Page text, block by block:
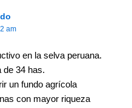
am
en la selva peruana.
de 34 has.
un fundo agrícola
con mayor riqueza